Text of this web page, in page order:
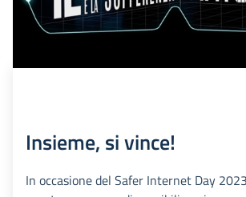
Insieme, si vince!
In occasione del Safer Internet Day